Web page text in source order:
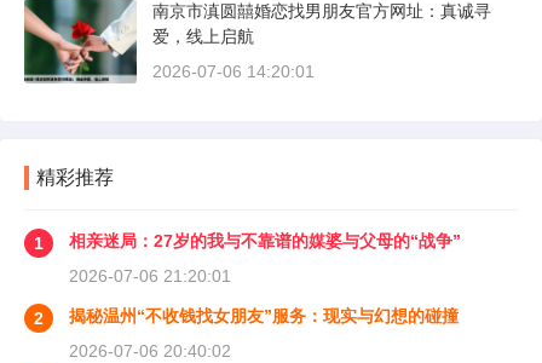
南京市滇圆囍婚恋找男朋友官方网址：真诚寻
爱，线上启航
2026-07-06 14:20:01
精彩推荐
1
相亲迷局：27岁的我与不靠谱的媒婆与父母的“战争”
2026-07-06 21:20:01
2
揭秘温州“不收钱找女朋友”服务：现实与幻想的碰撞
2026-07-06 20:40:02